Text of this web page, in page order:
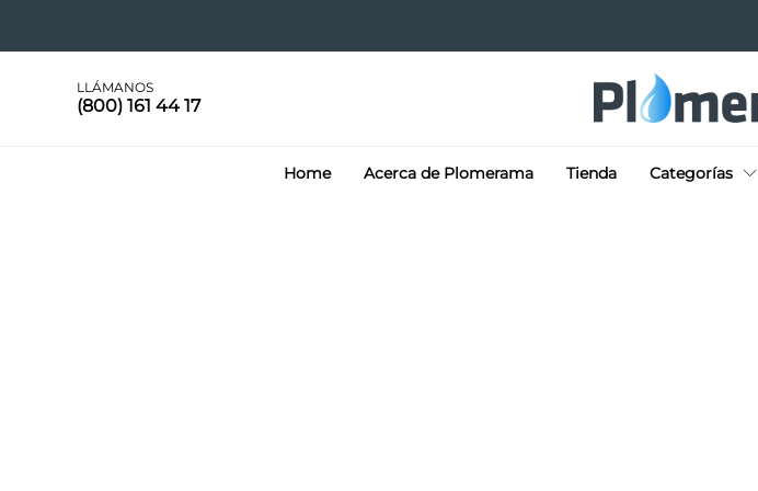
LLÁMANOS
(800) 161 44 17
Home Acerca de Plomerama Tienda Categorías